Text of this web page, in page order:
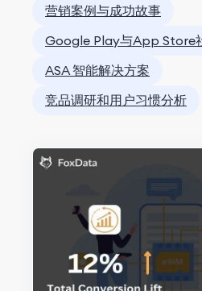
营销案例与成功故事
Google Play与App Store
ASA 智能解决方案
竞品调研和用户习惯分析